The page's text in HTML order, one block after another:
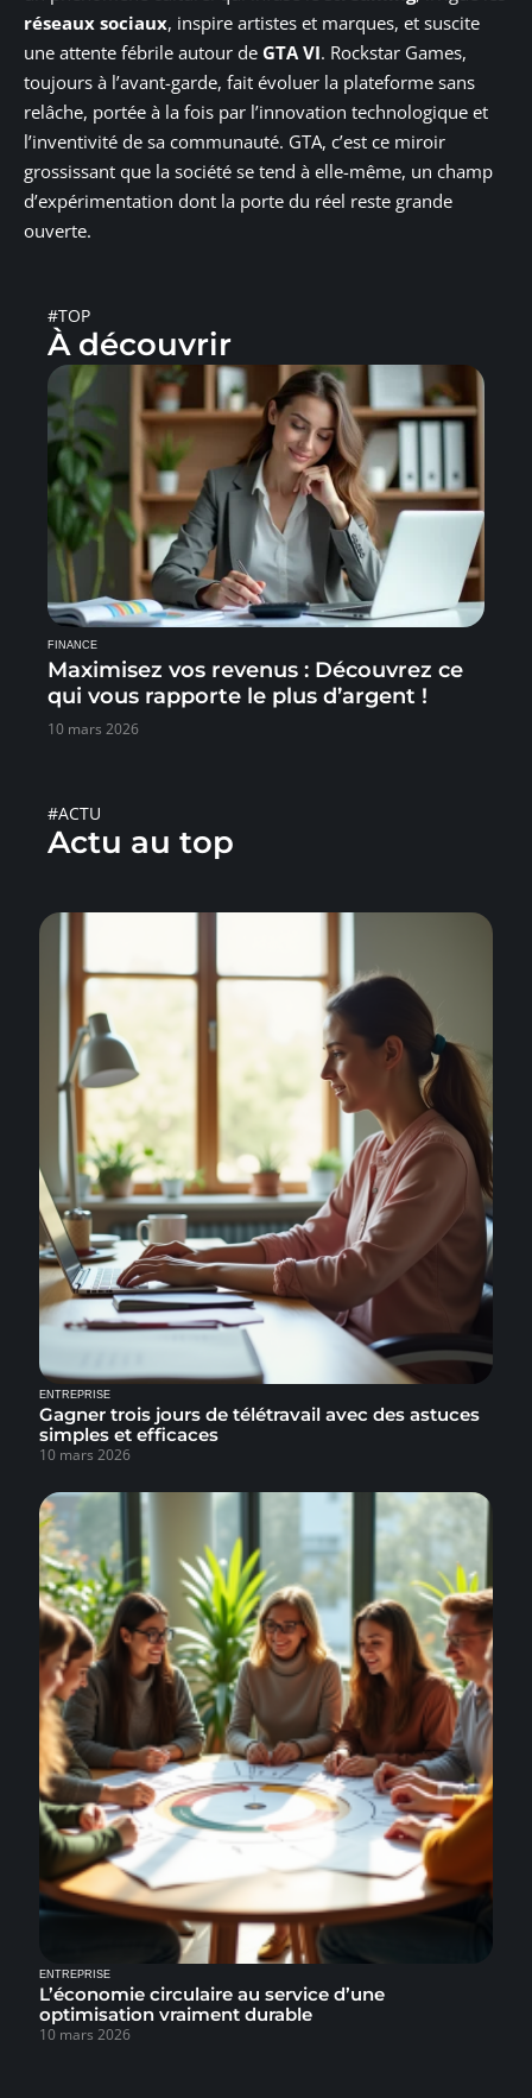
réseaux sociaux, inspire artistes et marques, et suscite
une attente fébrile autour de GTA VI. Rockstar Games,
toujours à l’avant-garde, fait évoluer la plateforme sans
relâche, portée à la fois par l’innovation technologique et
l’inventivité de sa communauté. GTA, c’est ce miroir
grossissant que la société se tend à elle-même, un champ
d’expérimentation dont la porte du réel reste grande
ouverte.
#TOP
À découvrir
FINANCE
Maximisez vos revenus : Découvrez ce
qui vous rapporte le plus d’argent !
10 mars 2026
#ACTU
Actu au top
ENTREPRISE
Gagner trois jours de télétravail avec des astuces
simples et efficaces
10 mars 2026
ENTREPRISE
L’économie circulaire au service d’une
optimisation vraiment durable
10 mars 2026